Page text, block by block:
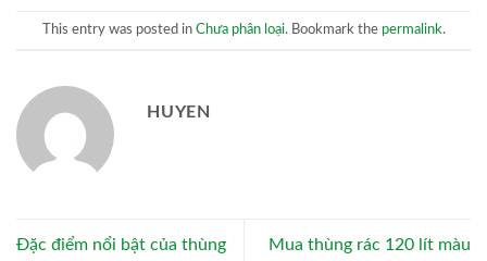
This entry was posted in Chưa phân loại. Bookmark the permalink.
HUYEN
Đặc điểm nổi bật của thùng
Mua thùng rác 120 lít màu